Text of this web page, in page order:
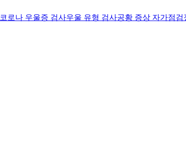
코로나 우울증 검사우울 유형 검사공황 증상 자가점검